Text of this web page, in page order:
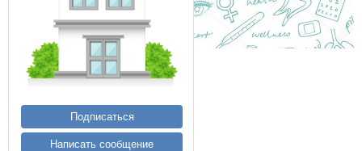
Подписаться
Написать сообщение